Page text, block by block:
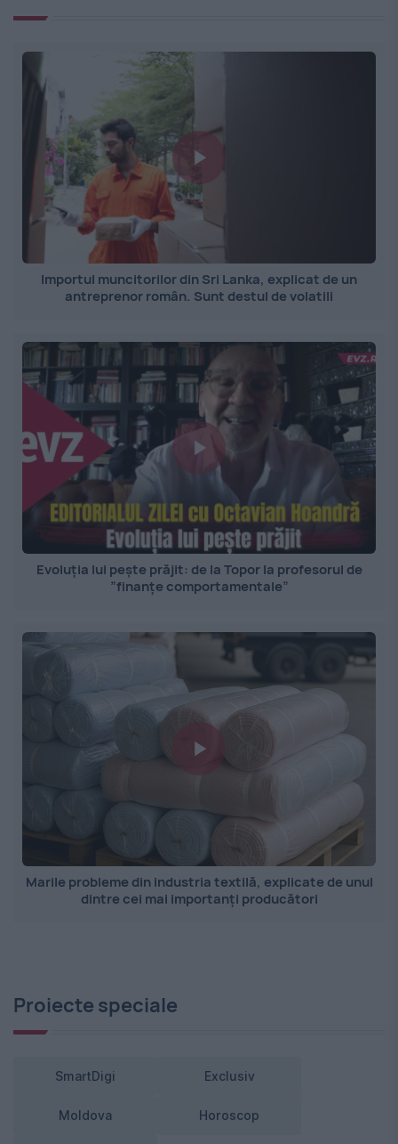
Importul muncitorilor din Sri Lanka, explicat de un
antreprenor român. Sunt destul de volatili
Evoluția lui pește prăjit: de la Topor la profesorul de
”finanțe comportamentale”
Marile probleme din industria textilă, explicate de unul
dintre cei mai importanți producători
Proiecte speciale
SmartDigi Exclusiv
Moldova Horoscop